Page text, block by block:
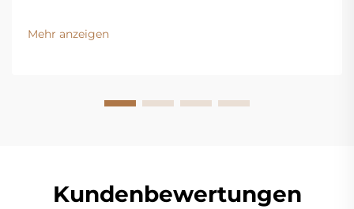
Vorschriften, Risikobereiche und den schrittweisen
Sanitierungsprozess. Bleiben Sie konform – laden Sie
Mehr anzeigen
Kundenbewertungen